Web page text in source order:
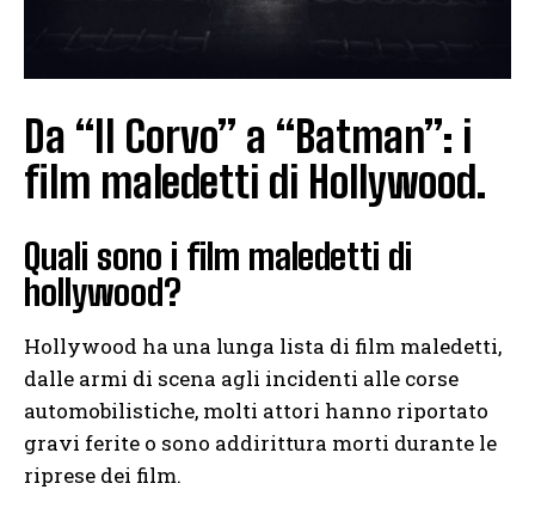
Da “Il Corvo” a “Batman”: i
film maledetti di Hollywood.
Quali sono i film maledetti di
hollywood?
Hollywood ha una lunga lista di film maledetti,
dalle armi di scena agli incidenti alle corse
automobilistiche, molti attori hanno riportato
gravi ferite o sono addirittura morti durante le
riprese dei film.